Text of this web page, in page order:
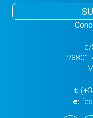
c/
28801
t:
e: